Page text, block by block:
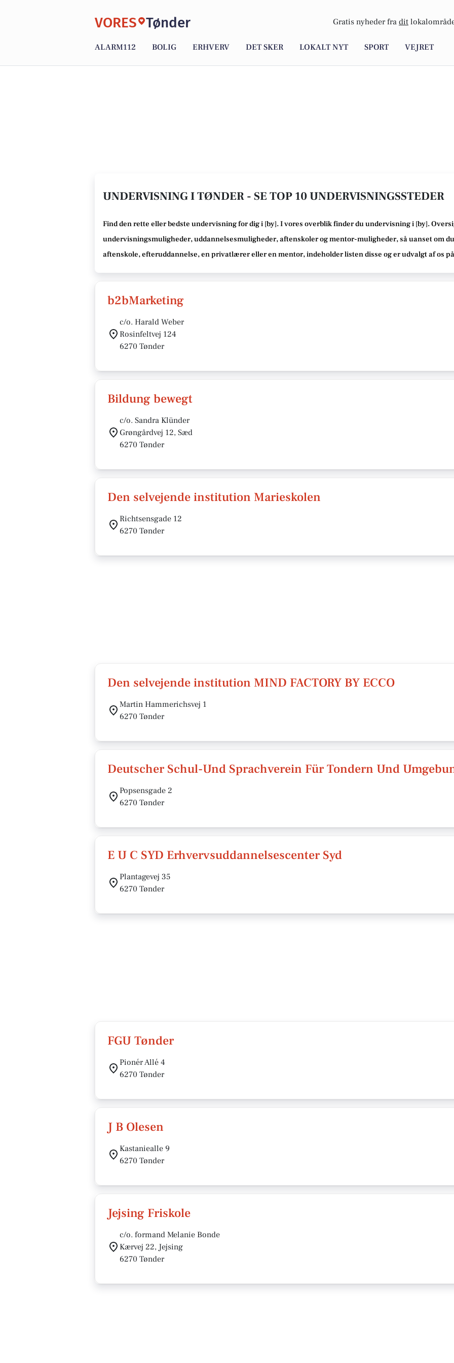
VORES Tønder Gratis nyheder fra dit
ALARM112 BOLIG ERHVERV DET SKER LOKALT NYT SPORT VEJRET
UNDERVISNING I TØNDER - SE TOP 10 UNDERVISNINGSSTEDER
Find den rette eller bedste undervisningfor dig i [by]. I vores overblik finder du undervisning i [by].
undervisningsmuligheder, uddannelsesmuligheder, aftenskoler og mentor-muligheder, så uanset om
aftenskole, efteruddannelse, en privatlærer eller en mentor, indeholder listen disse og er udvalgt af os
b2bMarketing
c/o. Harald Weber
Rosinfeltvej 124
6270 Tønder
Bildung bewegt
c/o. Sandra Klünder
Grøngårdvej 12, Sæd
6270 Tønder
Den selvejende institution Marieskolen
Richtsensgade 12
6270 Tønder
Den selvejende institution MIND FACTORY BY ECCO
Martin Hammerichsvej 1
6270 Tønder
Deutscher Schul-Und Sprachverein Für Tondern Und
Popsensgade 2
6270 Tønder
E U C SYD Erhvervsuddannelsescenter Syd
Plantagevej 35
6270 Tønder
FGU Tønder
Pionér Allé 4
6270 Tønder
J B Olesen
Kastaniealle 9
6270 Tønder
Jejsing Friskole
c/o. formand Melanie Bonde
Kærvej 22, Jejsing
6270 Tønder